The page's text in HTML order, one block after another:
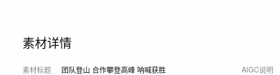
素材详情
素材标题
团队登山 合作攀登高峰 呐喊获胜
AIGC说明